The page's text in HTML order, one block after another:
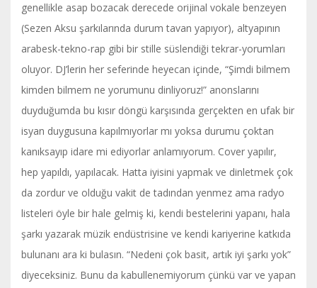
genellikle asap bozacak derecede orijinal vokale benzeyen
(Sezen Aksu şarkılarında durum tavan yapıyor), altyapının
arabesk-tekno-rap gibi bir stille süslendiği tekrar-yorumları
oluyor. DJ’lerin her seferinde heyecan içinde, “Şimdi bilmem
kimden bilmem ne yorumunu dinliyoruz!” anonslarını
duyduğumda bu kısır döngü karşısında gerçekten en ufak bir
isyan duygusuna kapılmıyorlar mı yoksa durumu çoktan
kanıksayıp idare mi ediyorlar anlamıyorum. Cover yapılır,
hep yapıldı, yapılacak. Hatta iyisini yapmak ve dinletmek çok
da zordur ve olduğu vakit de tadından yenmez ama radyo
listeleri öyle bir hale gelmiş ki, kendi bestelerini yapanı, hala
şarkı yazarak müzik endüstrisine ve kendi kariyerine katkıda
bulunanı ara ki bulasın. “Nedeni çok basit, artık iyi şarkı yok”
diyeceksiniz. Bunu da kabullenemiyorum çünkü var ve yapan